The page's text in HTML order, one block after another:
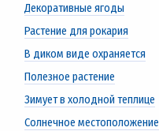
Декоративные ягоды
Растение для рокария
В диком виде охраняется
Полезное растение
Зимует в холодной теплице
Солнечное местоположение